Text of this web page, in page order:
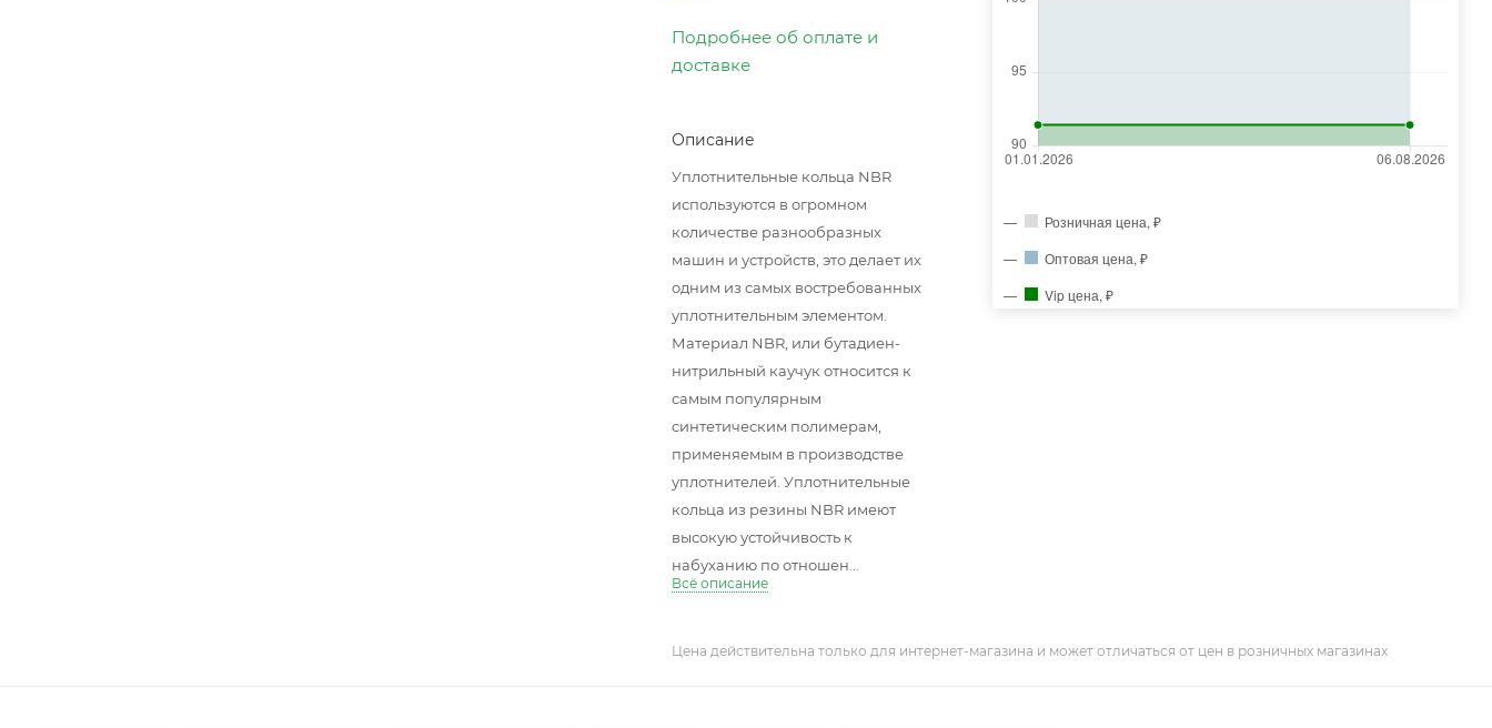
Подробнее об оплате и
доставке
Описание
Уплотнительные кольца NBR
используются в огромном
количестве разнообразных
машин и устройств, это делает их
одним из самых востребованных
уплотнительным элементом.
Материал NBR, или бутадиен-
нитрильный каучук относится к
самым популярным
синтетическим полимерам,
применяемым в производстве
уплотнителей. Уплотнительные
кольца из резины NBR имеют
высокую устойчивость к
набуханию по отношен...
Всё описание
Розничная цена, ₽
Оптовая цена, ₽
Vip цена, ₽
Цена действительна только для интернет-магазина и может отличаться от цен в розничных магазинах